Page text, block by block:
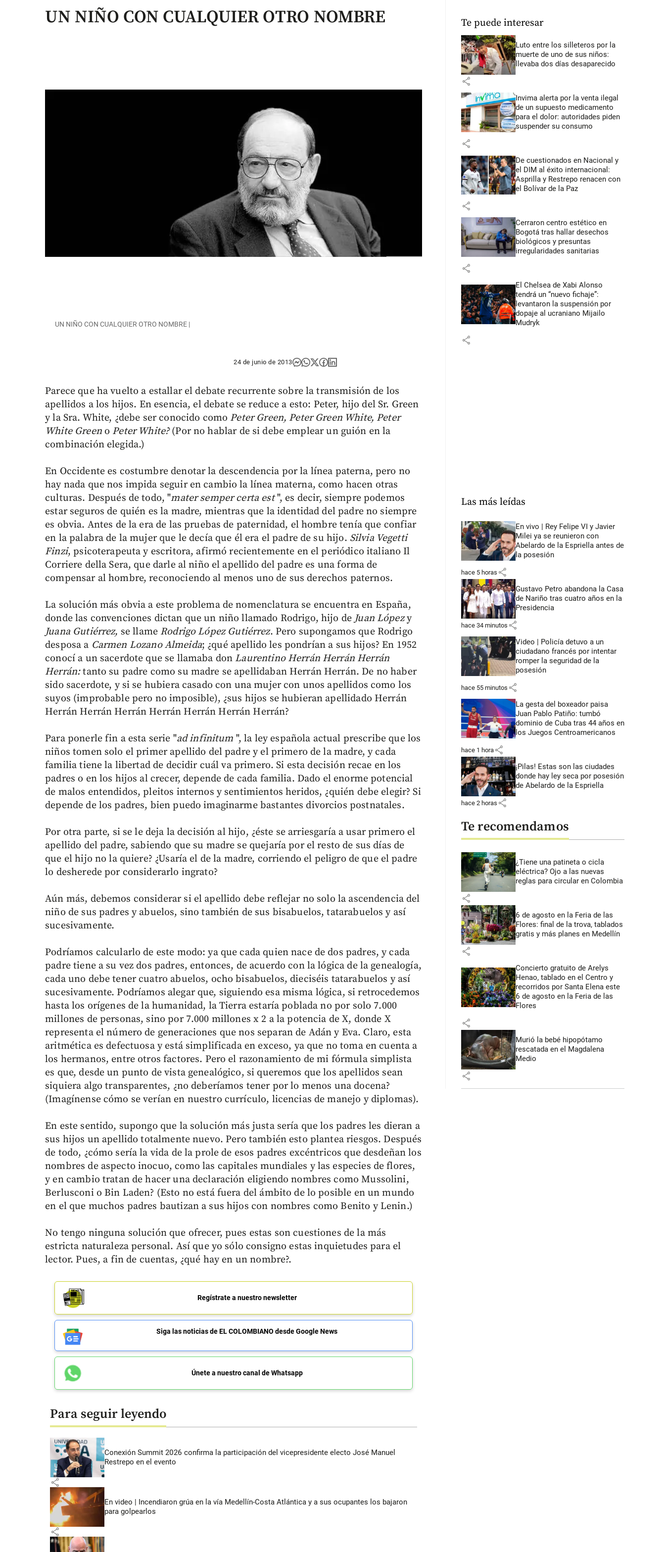
UN NIÑO CON CUALQUIER OTRO NOMBRE
UN NIÑO CON CUALQUIER OTRO NOMBRE |
24 de junio de 2013
Parece que ha vuelto a estallar el debate recurrente sobre la transmisión de los
apellidos a los hijos. En esencia, el debate se reduce a esto: Peter, hijo del Sr. Green
y la Sra. White, ¿debe ser conocido como Peter Green, Peter Green White, Peter
White Green o Peter White?(Por no hablar de si debe emplear un guión en la
combinación elegida.)
En Occidente es costumbre denotar la descendencia por la línea paterna, pero no
hay nada que nos impida seguir en cambio la línea materna, como hacen otras
culturas. Después de todo, "mater semper certa est", es decir, siempre podemos
estar seguros de quién es la madre, mientras que la identidad del padre no siempre
es obvia. Antes de la era de las pruebas de paternidad, el hombre tenía que confiar
en la palabra de la mujer que le decía que él era el padre de su hijo. Silvia Vegetti
Finzi, psicoterapeuta y escritora, afirmó recientemente en el periódico italiano Il
Corriere della Sera, que darle al niño el apellido del padre es una forma de
compensar al hombre, reconociendo al menos uno de sus derechos paternos.
La solución más obvia a este problema de nomenclatura se encuentra en España,
donde las convenciones dictan que un niño llamado Rodrigo, hijo deJuan Lópezy
Juana Gutiérrez, se llame Rodrigo López Gutiérrez. Pero supongamos que Rodrigo
desposa a Carmen Lozano Almeida; ¿qué apellido les pondrían a sus hijos? En 1952
conocí a un sacerdote que se llamaba don Laurentino Herrán Herrán Herrán
Herrán:tanto su padre como su madre se apellidaban Herrán Herrán. De no haber
sido sacerdote, y si se hubiera casado con una mujer con unos apellidos como los
suyos (improbable pero no imposible), ¿sus hijos se hubieran apellidado Herrán
Herrán Herrán Herrán Herrán Herrán Herrán Herrán?
Para ponerle fin a esta serie "ad infinitum ", la ley española actual prescribe que los
niños tomen solo el primer apellido del padre y el primero de la madre, y cada
familia tiene la libertad de decidir cuál va primero. Si esta decisión recae en los
padres o en los hijos al crecer, depende de cada familia. Dado el enorme potencial
de malos entendidos, pleitos internos y sentimientos heridos, ¿quién debe elegir? Si
depende de los padres, bien puedo imaginarme bastantes divorcios postnatales.
Por otra parte, si se le deja la decisión al hijo, ¿éste se arriesgaría a usar primero el
apellido del padre, sabiendo que su madre se quejaría por el resto de sus días de
que el hijo no la quiere? ¿Usaría el de la madre, corriendo el peligro de que el padre
lo desherede por considerarlo ingrato?
Aún más, debemos considerar si el apellido debe reflejar no solo la ascendencia del
niño de sus padres y abuelos, sino también de sus bisabuelos, tatarabuelos y así
sucesivamente.
Podríamos calcularlo de este modo: ya que cada quien nace de dos padres, y cada
padre tiene a su vez dos padres, entonces, de acuerdo con la lógica de la genealogía,
cada uno debe tener cuatro abuelos, ocho bisabuelos, dieciséis tatarabuelos y así
sucesivamente. Podríamos alegar que, siguiendo esa misma lógica, si retrocedemos
hasta los orígenes de la humanidad, la Tierra estaría poblada no por solo 7.000
millones de personas, sino por 7.000 millones x 2 a la potencia de X, donde X
representa el número de generaciones que nos separan de Adán y Eva. Claro, esta
aritmética es defectuosa y está simplificada en exceso, ya que no toma en cuenta a
los hermanos, entre otros factores. Pero el razonamiento de mi fórmula simplista
es que, desde un punto de vista genealógico, si queremos que los apellidos sean
siquiera algo transparentes, ¿no deberíamos tener por lo menos una docena?
(Imagínense cómo se verían en nuestro currículo, licencias de manejo y diplomas).
En este sentido, supongo que la solución más justa sería que los padres les dieran a
sus hijos un apellido totalmente nuevo. Pero también esto plantea riesgos. Después
de todo, ¿cómo sería la vida de la prole de esos padres excéntricos que desdeñan los
nombres de aspecto inocuo, como las capitales mundiales y las especies de flores,
y en cambio tratan de hacer una declaración eligiendo nombres como Mussolini,
Berlusconi o Bin Laden? (Esto no está fuera del ámbito de lo posible en un mundo
en el que muchos padres bautizan a sus hijos con nombres como Benito y Lenin.)
No tengo ninguna solución que ofrecer, pues estas son cuestiones de la más
estricta naturaleza personal. Así que yo sólo consigno estas inquietudes para el
lector. Pues, a fin de cuentas, ¿qué hay en un nombre?.
Regístrate a nuestro newsletter
Siga las noticias de EL COLOMBIANO desde Google News
Únete a nuestro canal de Whatsapp
Para seguir leyendo
Conexión Summit 2026 confirma la participación del vicepresidente electo José Manuel
Restrepo en el evento
share
En video | Incendiaron grúa en la vía Medellín-Costa Atlántica y a sus ocupantes los bajaron
para golpearlos
share
Te puede interesar
Luto entre los silleteros por la
muerte de uno de sus niños:
llevaba dos días desaparecido
share
Invima alerta por la venta ilegal
de un supuesto medicamento
para el dolor: autoridades piden
suspender su consumo
share
De cuestionados en Nacional y
el DIM al éxito internacional:
Asprilla y Restrepo renacen con
el Bolívar de la Paz
share
Cerraron centro estético en
Bogotá tras hallar desechos
biológicos y presuntas
irregularidades sanitarias
share
El Chelsea de Xabi Alonso
tendrá un “nuevo fichaje”:
levantaron la suspensión por
dopaje al ucraniano Mijailo
Mudryk
share
Las más leídas
En vivo | Rey Felipe VI y Javier
Milei ya se reunieron con
Abelardo de la Espriella antes de
la posesión
hace 5 horas share
Gustavo Petro abandona la Casa
de Nariño tras cuatro años en la
Presidencia
hace 34 minutos share
Video | Policía detuvo a un
ciudadano francés por intentar
romper la seguridad de la
posesión
hace 55 minutos share
La gesta del boxeador paisa
Juan Pablo Patiño: tumbó
dominio de Cuba tras 44 años en
los Juegos Centroamericanos
hace 1 hora share
¡Pilas! Estas son las ciudades
donde hay ley seca por posesión
de Abelardo de la Espriella
hace 2 horas share
Te recomendamos
¿Tiene una patineta o cicla
eléctrica? Ojo a las nuevas
reglas para circular en Colombia
share
6 de agosto en la Feria de las
Flores: final de la trova, tablados
gratis y más planes en Medellín
share
Concierto gratuito de Arelys
Henao, tablado en el Centro y
recorridos por Santa Elena este
6 de agosto en la Feria de las
Flores
share
Murió la bebé hipopótamo
rescatada en el Magdalena
Medio
share